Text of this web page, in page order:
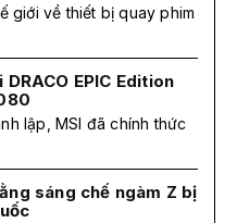
giới về thiết bị quay phim
EPIC Edition
lập, MSI đã chính thức
sáng chế ngàm Z bị